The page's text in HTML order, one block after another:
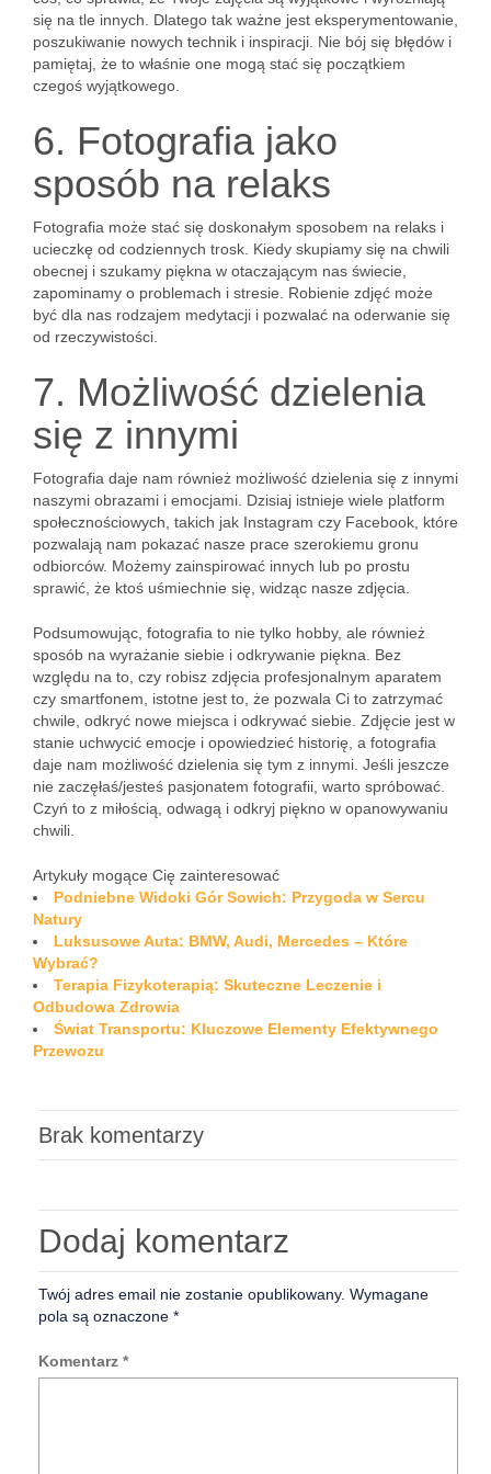
się na tle innych. Dlatego tak ważne jest eksperymentowanie,
poszukiwanie nowych technik i inspiracji. Nie bój się błędów i
pamiętaj, że to właśnie one mogą stać się początkiem
czegoś wyjątkowego.
6. Fotografia jako
sposób na relaks
Fotografia może stać się doskonałym sposobem na relaks i
ucieczkę od codziennych trosk. Kiedy skupiamy się na chwili
obecnej i szukamy piękna w otaczającym nas świecie,
zapominamy o problemach i stresie. Robienie zdjęć może
być dla nas rodzajem medytacji i pozwalać na oderwanie się
od rzeczywistości.
7. Możliwość dzielenia
się z innymi
Fotografia daje nam również możliwość dzielenia się z innymi
naszymi obrazami i emocjami. Dzisiaj istnieje wiele platform
społecznościowych, takich jak Instagram czy Facebook, które
pozwalają nam pokazać nasze prace szerokiemu gronu
odbiorców. Możemy zainspirować innych lub po prostu
sprawić, że ktoś uśmiechnie się, widząc nasze zdjęcia.
Podsumowując, fotografia to nie tylko hobby, ale również
sposób na wyrażanie siebie i odkrywanie piękna. Bez
względu na to, czy robisz zdjęcia profesjonalnym aparatem
czy smartfonem, istotne jest to, że pozwala Ci to zatrzymać
chwile, odkryć nowe miejsca i odkrywać siebie. Zdjęcie jest w
stanie uchwycić emocje i opowiedzieć historię, a fotografia
daje nam możliwość dzielenia się tym z innymi. Jeśli jeszcze
nie zaczęłaś/jesteś pasjonatem fotografii, warto spróbować.
Czyń to z miłością, odwagą i odkryj piękno w opanowywaniu
chwili.
Artykuły mogące Cię zainteresować
Podniebne Widoki Gór Sowich: Przygoda w Sercu
Natury
Luksusowe Auta: BMW, Audi, Mercedes – Które
Wybrać?
Terapia Fizykoterapią: Skuteczne Leczenie i
Odbudowa Zdrowia
Świat Transportu: Kluczowe Elementy Efektywnego
Przewozu
Brak komentarzy
Dodaj komentarz
Twój adres email nie zostanie opublikowany. Wymagane
pola są oznaczone *
Komentarz *